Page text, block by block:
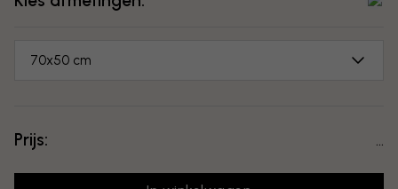
70x50 cm
Prijs: